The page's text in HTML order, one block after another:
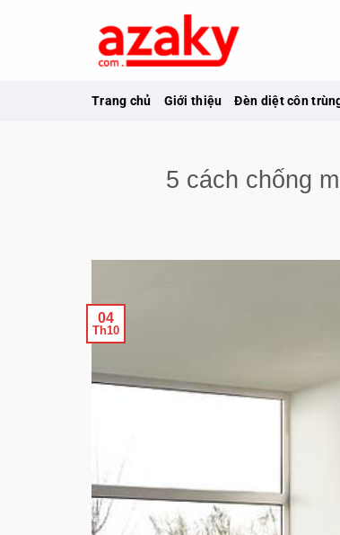
Trang chủ Giới thiệu Đèn diệt côn
5 cách chống
04
Th10